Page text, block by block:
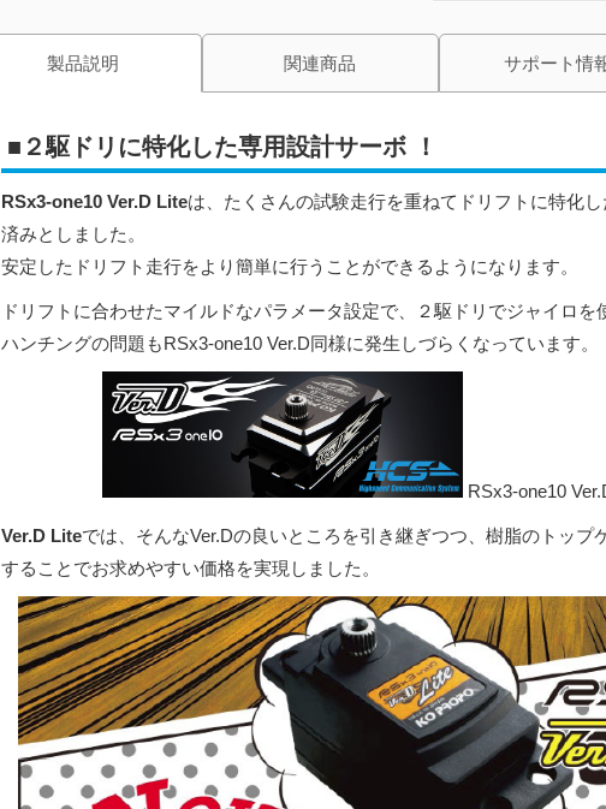
製品説明 関連商品 サポート情
■２駆ドリに特化した専用設計サーボ ！
RSx3-one10 Ver.D Liteは、たくさんの試験走行を重ねてドリフトに特化
済みとしました。
安定したドリフト走行をより簡単に行うことができるようになります。
ドリフトに合わせたマイルドなパラメータ設定で、２駆ドリでジャイロ
ハンチングの問題もRSx3-one10 Ver.D同様に発生しづらくなっています。
RSx3-one10
Ver.D Liteでは、そんなVer.Dの良いところを引き継ぎつつ、樹脂のトップ
することでお求めやすい価格を実現しました。